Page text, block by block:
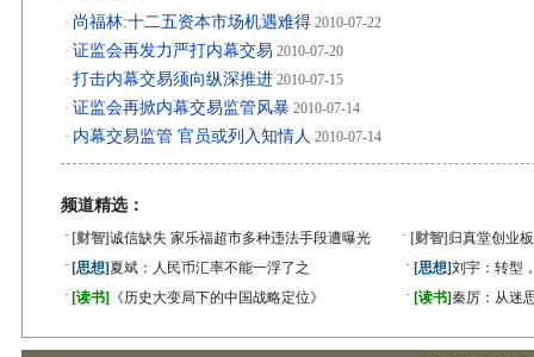
· 尚福林:十二五资本市场机遇难得 2010-07-22
· 证监会再发力严打内幕交易 2010-07-20
· 打击内幕交易须向纵深推进 2010-07-15
· 证监会再掀内幕交易监管风暴 2010-07-14
· 内幕交易监管 官员或列入知情人 2010-07-14
频道精选：
· [财智]诚信缺失 家乐福超市多种违法手段遭曝光 · [财智] 归真堂创业
· [思想]夏斌：人民币汇率不能一浮了之 · [思想]刘宇：转型
· [读书] 《历史大变局下的中国战略定位》 · [读书]秦厉：从迷